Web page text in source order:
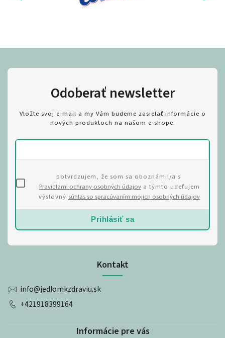
Kontakt
info@jedlomkzdraviu.sk
+421918399164
Informácie pre vás
Odoberať newsletter
Vložte svoj e-mail a my Vám budeme zasielať informácie o
nových produktoch na našom e-shope.
potvrdzujem, že som sa oboznámil/a s
Pravidlami ochrany osobných údajova týmto udeľujem
výslovný súhlas so spracúvaním mojich osobných údajov
Prihlásiť sa